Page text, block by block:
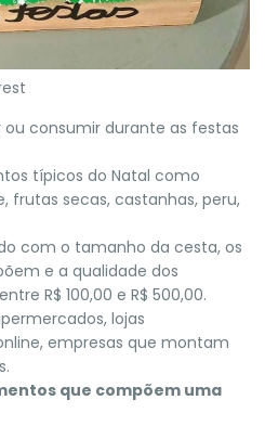
ou consumir durante as festas
típicos do Natal como
frutas secas, castanhas, peru,
com o tamanho da cesta, os
e a qualidade dos
R$ 100,00 e R$ 500,00.
lojas
empresas que montam
que compõem uma